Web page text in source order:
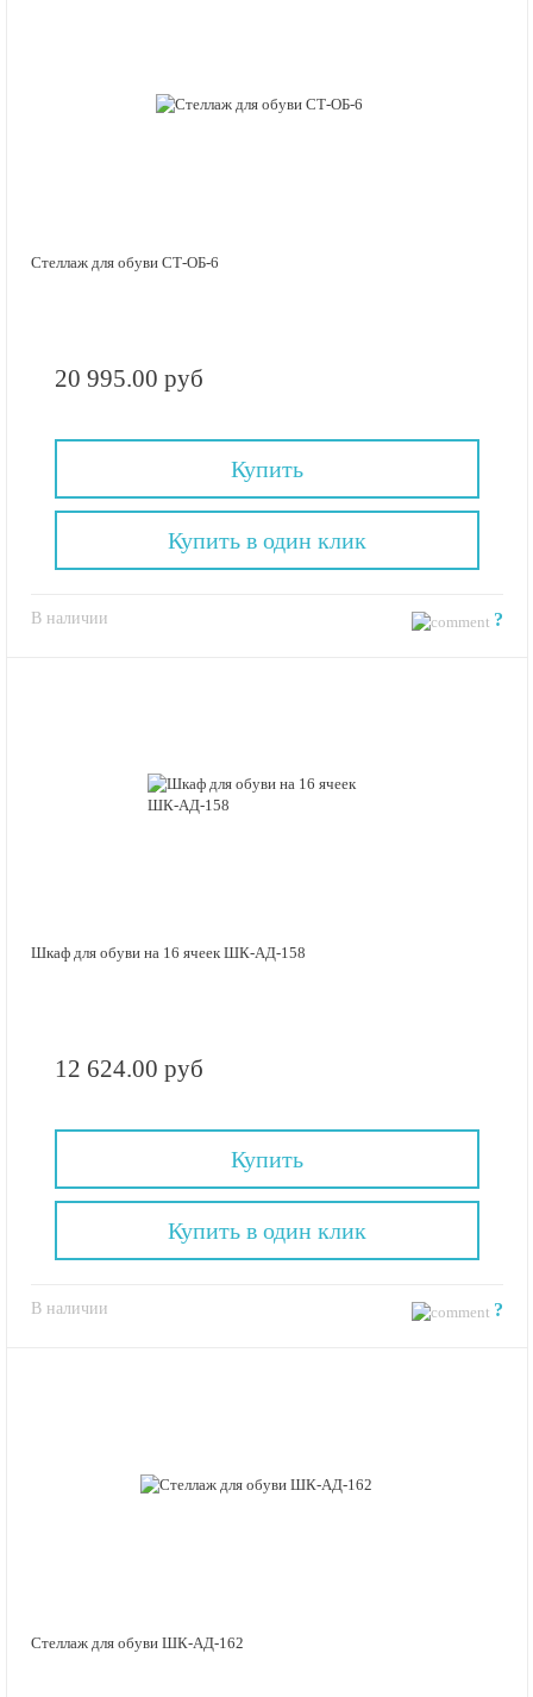
Стеллаж для обуви СТ-ОБ-6
20 995.00 руб
Купить
В наличии ?
Купить в один клик
Шкаф для обуви на 16 ячеек ШК-АД-158
12 624.00 руб
Купить
В наличии ?
Купить в один клик
Стеллаж для обуви ШК-АД-162